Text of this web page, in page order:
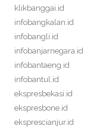
klikbanggai.id
infobangkalan.id
infobangli.id
infobanjarnegara.id
infobantaeng.id
infobantul.id
ekspresbekasi.id
ekspresbone.id
eksprescianjur.id